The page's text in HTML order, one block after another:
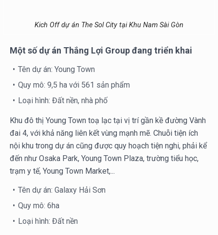
Kich Off dự án The Sol City tại Khu Nam Sài Gòn
Một số dự án Thắng Lợi Group đang triển khai
Tên dự án: Young Town
Quy mô: 9,5 ha với 561 sản phẩm
Loại hình: Đất nền, nhà phố
Khu đô thị Young Town toạ lạc tại vị trí gần kề đường Vành
đai 4, với khả năng liên kết vùng mạnh mẽ. Chuỗi tiện ích
nội khu trong dự án cũng được quy hoạch tiện nghi, phải kể
đến như Osaka Park, Young Town Plaza, trường tiểu học,
trạm y tế, Young Town Market,...
Tên dự án: Galaxy Hải Sơn
Quy mô: 6ha
Loại hình: Đất nền